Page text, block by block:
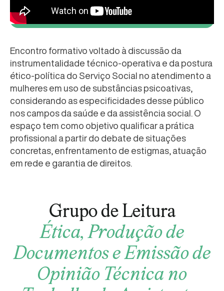
Encontro formativo voltado à discussão da
instrumentalidade técnico-operativa e da postura
ético-política do Serviço Social no atendimento a
mulheres em uso de substâncias psicoativas,
considerando as especificidades desse público
nos campos da saúde e da assistência social. O
espaço tem como objetivo qualificar a prática
profissional a partir do debate de situações
concretas, enfrentamento de estigmas, atuação
em rede e garantia de direitos.
Grupo de Leitura
Ética, Produção de
Documentos e Emissão de
Opinião Técnica no